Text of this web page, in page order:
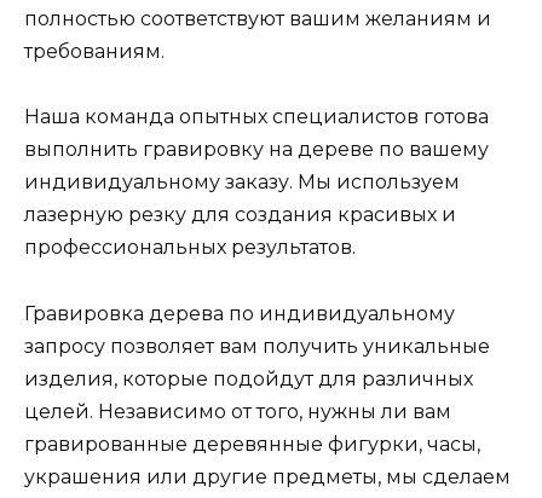
полностью соответствуют вашим желаниям и
требованиям.
Наша команда опытных специалистов готова
выполнить гравировку на дереве по вашему
индивидуальному заказу. Мы используем
лазерную резку для создания красивых и
профессиональных результатов.
Гравировка дерева по индивидуальному
запросу позволяет вам получить уникальные
изделия, которые подойдут для различных
целей. Независимо от того, нужны ли вам
гравированные деревянные фигурки, часы,
украшения или другие предметы, мы сделаем